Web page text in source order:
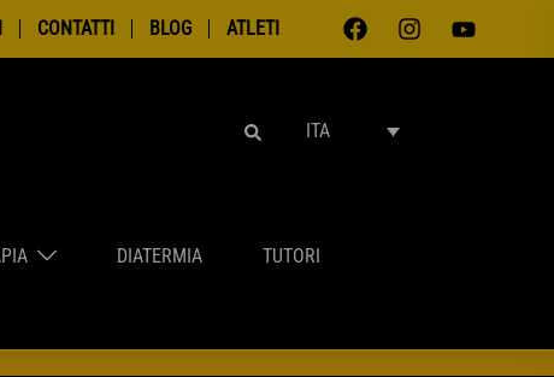
CONTATTI BLOG ATLETI
ITA
DIATERMIA TUTORI